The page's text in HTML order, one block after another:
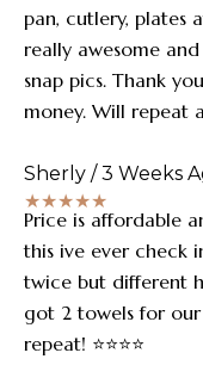
pan, cutlery, plates
really awesome
snap pics. Thank
money. Will repeat
Sherly / 3 Weeks
★★★★★
Price is affordable
this ive ever check
twice but different
got 2 towels for
repeat! ⭐️⭐️⭐️⭐️